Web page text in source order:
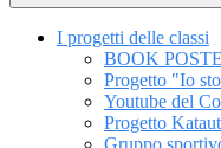
I progetti delle classi
BOOK
Progetto "Io
Youtube del
Progetto